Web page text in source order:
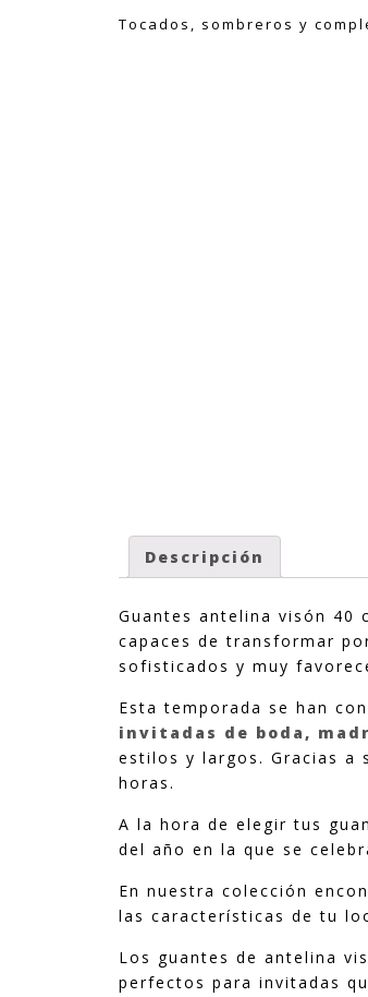
Tocados, sombreros y
Descripción
Guantes antelina visón 40
capaces de transformar
sofisticados y muy
Esta temporada se han
invitadas de boda,
estilos y largos. Gracias a
horas.
A la hora de elegir tus
del año en la que se
En nuestra colección
las características de tu
Los guantes de antelina
perfectos para invitadas